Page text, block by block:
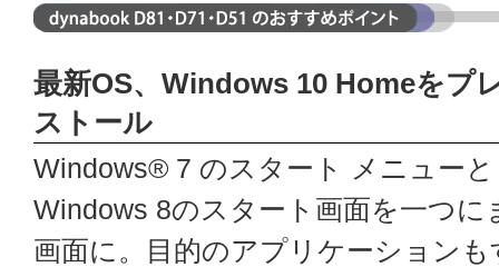
最新OS、Windows 10 Homeをプ
ストール
Windows® 7 のスタート メニューと
Windows 8のスタート画面を一つ
画面に。目的のアプリケーション